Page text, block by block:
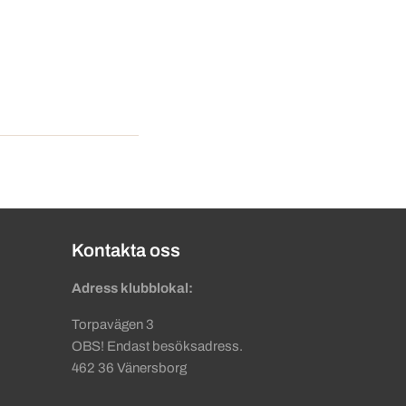
Kontakta oss
Adress klubblokal:
Torpavägen 3
OBS! Endast besöksadress.
462 36 Vänersborg